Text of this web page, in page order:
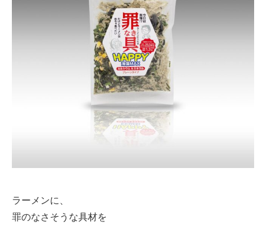
ラーメンに、
罪のなさそうな具材を